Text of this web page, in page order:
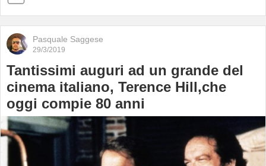
Pasquale Saggese
29/3/2019
Tantissimi auguri ad un grande del
cinema italiano, Terence Hill,che
oggi compie 80 anni